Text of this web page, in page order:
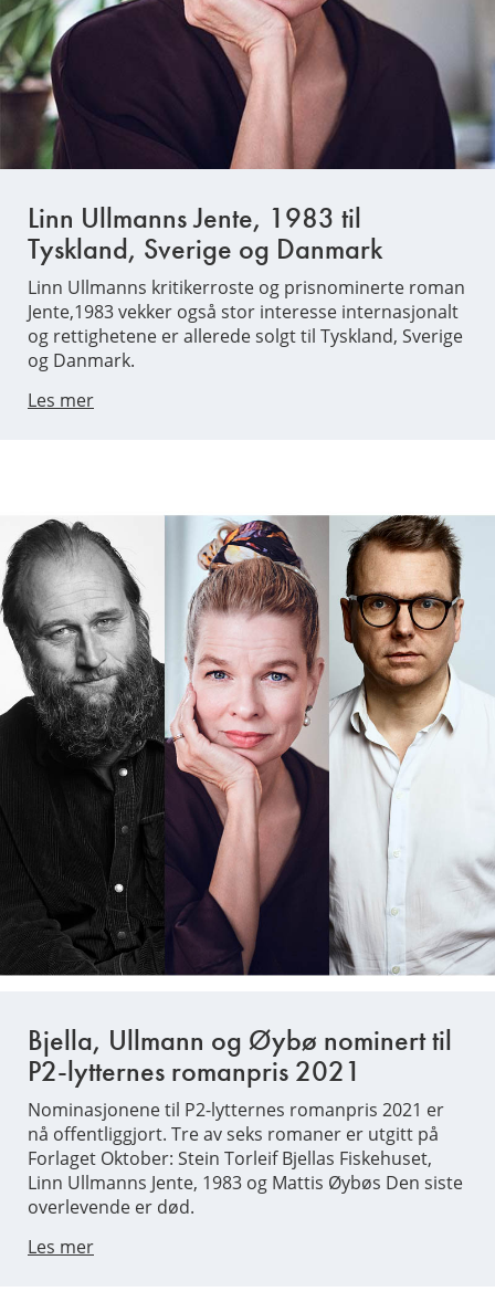
Linn Ullmanns Jente, 1983 til
Tyskland, Sverige og Danmark
Linn Ullmanns kritikerroste og prisnominerte roman
Jente,1983 vekker også stor interesse internasjonalt
og rettighetene er allerede solgt til Tyskland, Sverige
og Danmark.
Les mer
Bjella, Ullmann og Øybø nominert til
P2-lytternes romanpris 2021
Nominasjonene til P2-lytternes romanpris 2021 er
nå offentliggjort. Tre av seks romaner er utgitt på
Forlaget Oktober: Stein Torleif Bjellas Fiskehuset,
Linn Ullmanns Jente, 1983 og Mattis Øybøs Den siste
overlevende er død.
Les mer